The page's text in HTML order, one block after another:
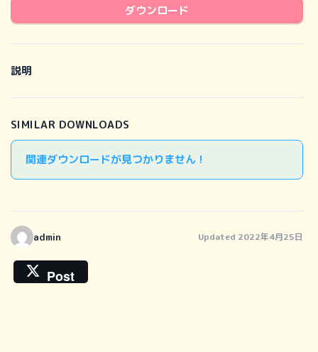
ダウンロード
説明
SIMILAR DOWNLOADS
関連ダウンロードが見つかりません !
admin Updated 2022年4月25日
Post